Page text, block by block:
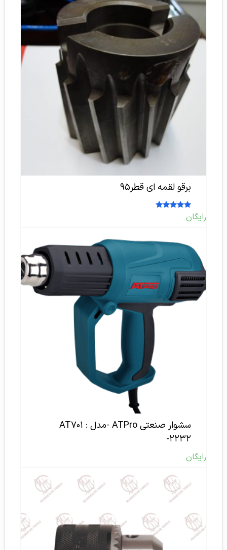
برقو لقمه ای قطر۹۵
5.00رایگان
سشوار صنعتی ATPro -مدل : AT۷۰۱
-۲۲۳۲
رایگان